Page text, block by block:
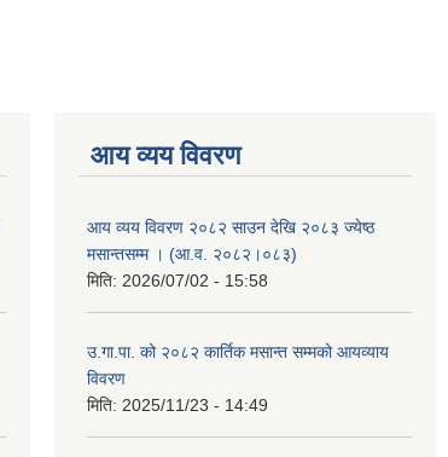
आय व्यय विवरण
आय व्यय विवरण २०८२ साउन देखि २०८३ ज्येष्ठ
मसान्तसम्म । (आ.व. २०८२।०८३)
मिति: 2026/07/02 - 15:58
उ.गा.पा. को २०८२ कार्तिक मसान्त सम्मको आयव्याय
विवरण
मिति: 2025/11/23 - 14:49